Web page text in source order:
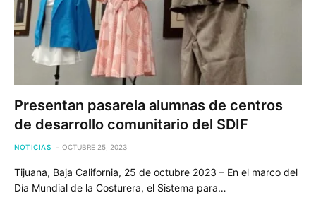
Presentan pasarela alumnas de centros
de desarrollo comunitario del SDIF
NOTICIAS OCTUBRE 25, 2023
Tijuana, Baja California, 25 de octubre 2023 – En el marco del
Día Mundial de la Costurera, el Sistema para…